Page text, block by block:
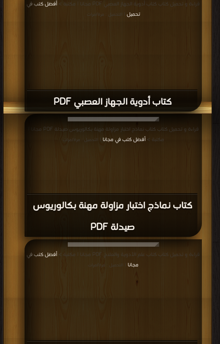
كتاب أدوية الجهاز العصبي PDF
قراءة و تحميل كتاب كتاب أدوية الجهاز العصبي PDF مجانا | مكتبة >
أفضل كتب في
تحميل
| التحميل : مرة/مرات
كتاب نماذج اختبار مزاولة مهنة بكالوريوس
صيدلة PDF
قراءة و تحميل كتاب كتاب نماذج اختبار مزاولة مهنة بكالوريوس صيدلة PDF مجانا |
مكتبة >أفضل كتب في مجانا | التحميل : مرة/مرات
قراءة و تحميل كتاب كتاب علم الأدوية والعلاج PDF مجانا | مكتبة >
أفضل كتب في
مجانا | التحميل : مرة/مرات